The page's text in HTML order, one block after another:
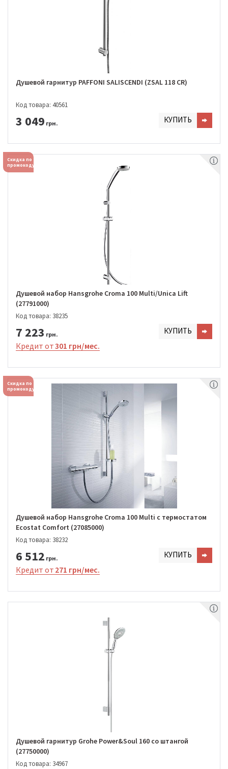
Душевой гарнитур PAFFONI SALISCENDI (ZSAL 118 CR)
Код товара: 40561
3 049 грн. КУПИТЬ
Скидка по
промокоду
Душевой набор Hansgrohe Croma 100 Multi/Unica Lift
(27791000)
Код товара: 38235
7 223 грн. КУПИТЬ
Кредит от301 грн/мес.
Скидка по
промокоду
Душевой набор Hansgrohe Croma 100 Multi с термостатом
Ecostat Comfort (27085000)
Код товара: 38232
6 512 грн. КУПИТЬ
Кредит от 271 грн/мес.
Душевой гарнитур Grohe Power&Soul 160 со штангой
(27750000)
Код товара: 34967